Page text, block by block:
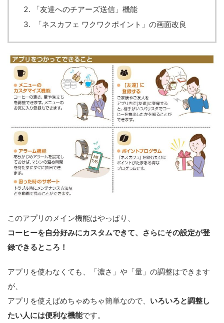
「友達へのチアーズ送信」機能
「ネスカフェ ワクワクポイント」の画面改良
このアプリのメイン機能はやっぱり、
コーヒーを自分好みにカスタムできて、さらにその設定が登
録できるところ！
アプリを使わなくても、「濃さ」や「量」の調整はできます
が、
アプリを使えばめちゃめちゃ簡単なので、 いろいろと調整し
たい人には便利な機能です。